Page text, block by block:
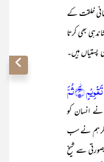
خلقت کے
بھی کرتا
ہیں۔
{لَقَدۡ خَلَقۡنَا الۡاِنۡسَانَ فِیۡۤ اَحۡسَنِ تَقۡوِیۡمٍ ۫﴿۴﴾ثُمَّ
نے انسان کو
کر ہم نے سب
سے شیخ